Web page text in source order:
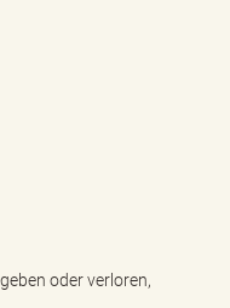
oder verloren,